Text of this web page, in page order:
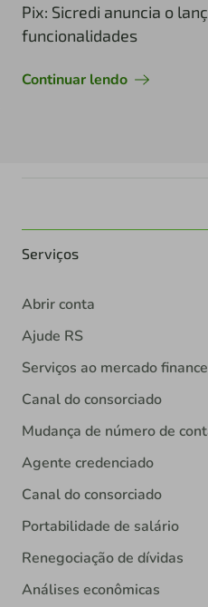
Pix: Sicredi anuncia o
funcionalidades
Continuar lendo
Serviços
Abrir conta
Ajude RS
Serviços ao mercado
Canal do consorciado
Mudança de número de
Agente credenciado
Canal do consorciado
Portabilidade de salário
Renegociação de dívidas
Análises econômicas